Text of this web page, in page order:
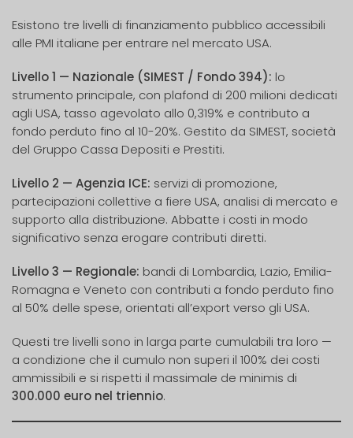
Esistono tre livelli di finanziamento pubblico accessibili
alle PMI italiane per entrare nel mercato USA.
Livello 1 — Nazionale (SIMEST / Fondo 394): lo
strumento principale, con plafond di 200 milioni dedicati
agli USA, tasso agevolato allo 0,319% e contributo a
fondo perduto fino al 10-20%. Gestito da SIMEST, società
del Gruppo Cassa Depositi e Prestiti.
Livello 2 — Agenzia ICE: servizi di promozione,
partecipazioni collettive a fiere USA, analisi di mercato e
supporto alla distribuzione. Abbatte i costi in modo
significativo senza erogare contributi diretti.
Livello 3 — Regionale: bandi di Lombardia, Lazio, Emilia-
Romagna e Veneto con contributi a fondo perduto fino
al 50% delle spese, orientati all’export verso gli USA.
Questi tre livelli sono in larga parte cumulabili tra loro —
a condizione che il cumulo non superi il 100% dei costi
ammissibili e si rispetti il massimale de minimis di
300.000 euro nel triennio.